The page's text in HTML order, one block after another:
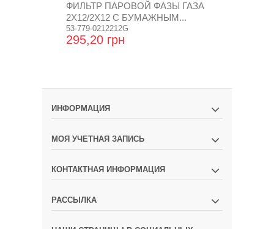
ФИЛЬТР ПАРОВОЙ ФАЗЫ ГАЗА
2X12/2X12 С БУМАЖНЫМ...
53-779-0212212G
295,20 грн
ИНФОРМАЦИЯ
МОЯ УЧЕТНАЯ ЗАПИСЬ
КОНТАКТНАЯ ИНФОРМАЦИЯ
РАССЫЛКА